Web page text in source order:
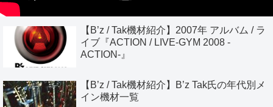
【B’z / Tak機材紹介】2007年 アルバム / ラ
イブ『ACTION / LIVE-GYM 2008 -
ACTION-』
【B’z / Tak機材紹介】B’z Tak氏の年代別メ
イン機材一覧